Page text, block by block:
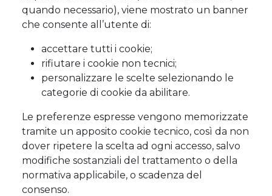
quando necessario), viene mostrato un banner
che consente all’utente di:
accettare tutti i cookie;
rifiutare i cookie non tecnici;
personalizzare le scelte selezionando le
categorie di cookie da abilitare.
Le preferenze espresse vengono memorizzate
tramite un apposito cookie tecnico, così da non
dover ripetere la scelta ad ogni accesso, salvo
modifiche sostanziali del trattamento o della
normativa applicabile, o scadenza del
consenso.